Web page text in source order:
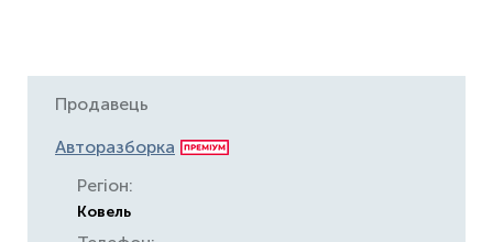
Продавець
Авторазборка
Регіон:
Ковель